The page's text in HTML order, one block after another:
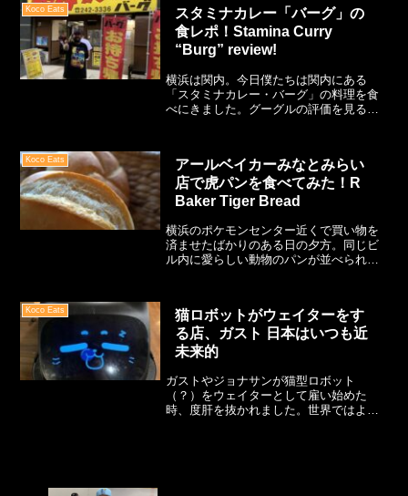
Koco Eats
スタミナカレー「バーグ」の
食レポ！Stamina Curry
“Burg” review!
横浜は関内。今日僕たちは関内にある
「スタミナカレー・バーグ」の料理を食
べにきました。グーグルの評価を見ると
いきます。ブルーラインの駅がちらほ
ら。
Koco Eats
アールベイカーみなとみらい
店で虎パンを食べてみた！R
Baker Tiger Bread
横浜のポケモンセンター近くで買い物を
済ませたばかりのある日の夕方。同じビ
ル内に愛らしい動物のパンが並べられて
ものを2人でチョイス。
Koco Eats
猫ロボットがウェイターをす
る店、ガスト 日本はいつも近
未来的
ガストやジョナサンが猫型ロボット
（？）をウェイターとして雇い始めた
時、度肝を抜かれました。世界ではよく